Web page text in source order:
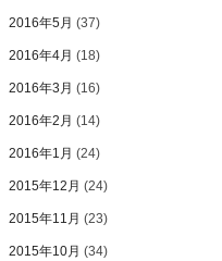
2016年5月 (37)
2016年4月 (18)
2016年3月 (16)
2016年2月 (14)
2016年1月 (24)
2015年12月 (24)
2015年11月 (23)
2015年10月 (34)